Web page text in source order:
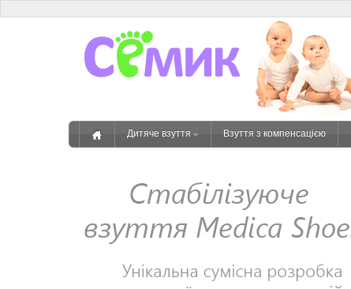
магазин дитячого ортопедичного
взуття
Головна
Дитяче взуття Взуття з компенсацією